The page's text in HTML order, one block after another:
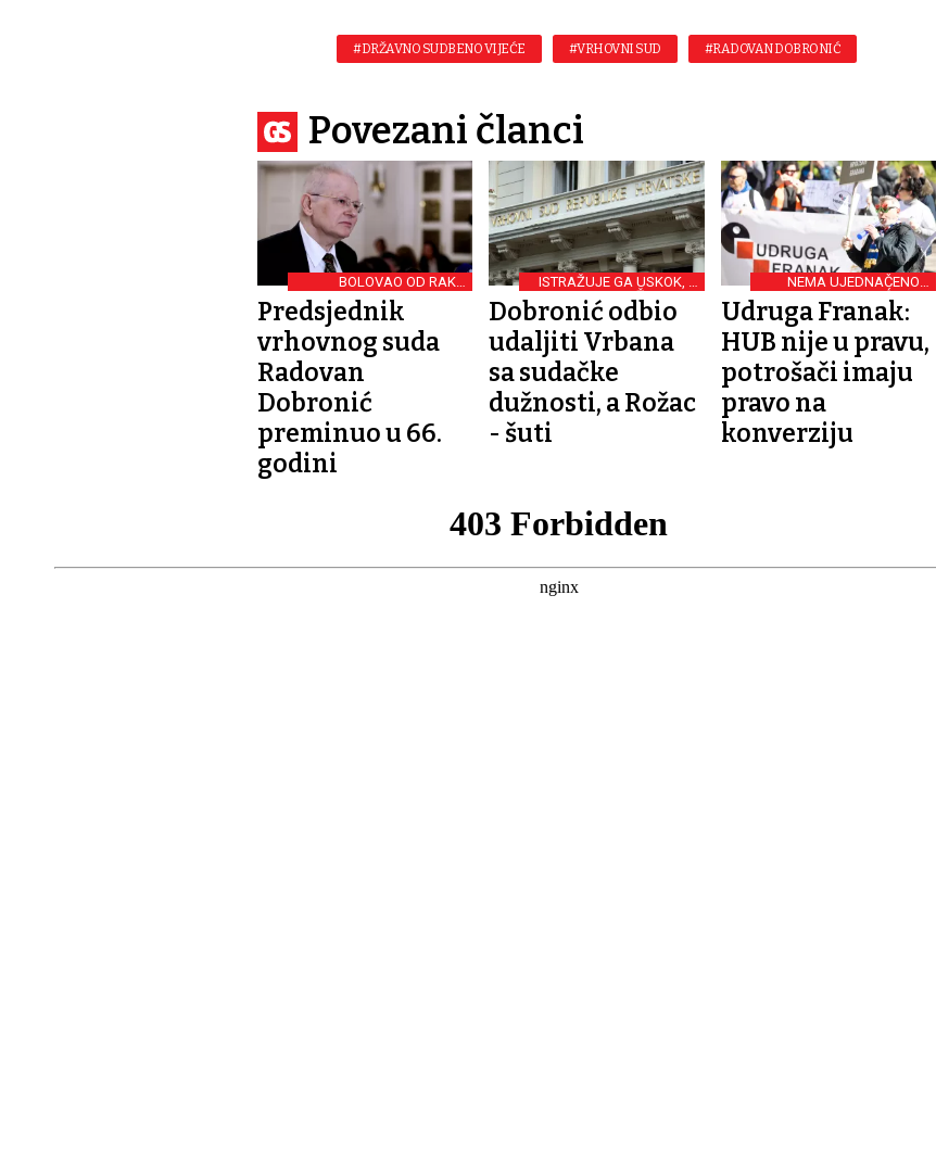
#DRŽAVNO SUDBENO VIJEĆE #VRHOVNI SUD #RADOVAN DOBRONIĆ
Povezani članci
BOLOVAO OD RAKA
PROSTATE
Predsjednik
vrhovnog suda
Radovan
Dobronić
preminuo u 66.
godini
ISTRAŽUJE GA USKOK, A
ON I DALJE MOŽE SUDITI
DRUGIMA
Dobronić odbio
udaljiti Vrbana
sa sudačke
dužnosti, a Rožac
- šuti
NEMA UJEDNAČENOG
PRAVNOG SHVAĆANJA
Udruga Franak:
HUB nije u pravu,
potrošači imaju
pravo na
konverziju